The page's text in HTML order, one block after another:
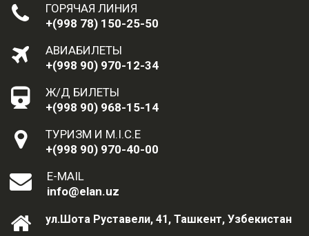
ГОРЯЧАЯ ЛИНИЯ
+(998 78) 150-25-50
АВИАБИЛЕТЫ
+(998 90) 970-12-34
Ж/Д БИЛЕТЫ
+(998 90) 968-15-14
ТУРИЗМ И M.I.C.E
+(998 90) 970-40-00
E-MAIL
info@elan.uz
ул.Шота Руставели, 41, Ташкент, Узбекистан